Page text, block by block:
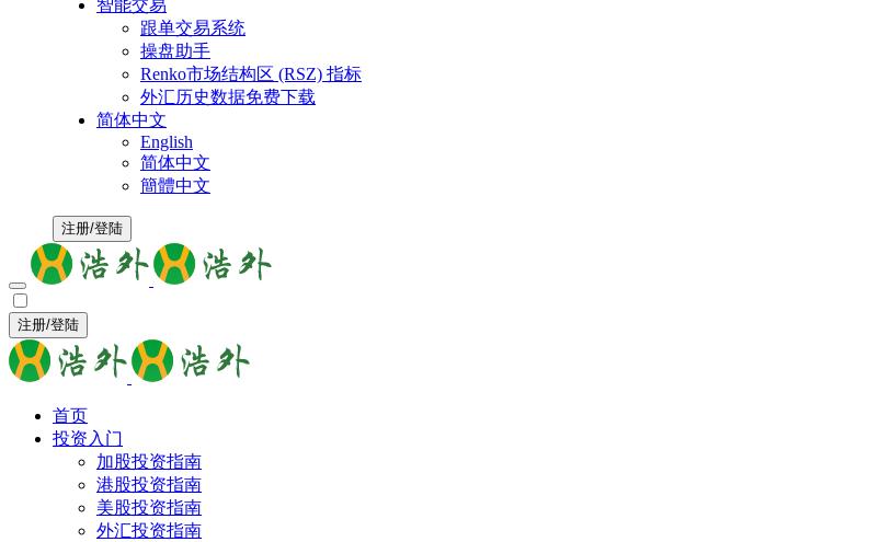
智能交易
跟单交易系统
操盘助手
Renko市场结构区 (RSZ) 指标
外汇历史数据免费下载
简体中文
English
简体中文
簡體中文
注册/登陆
注册/登陆
首页
投资入门
加股投资指南
港股投资指南
美股投资指南
外汇投资指南